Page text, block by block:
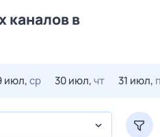
каналов в
июл,ср 30 июл,чт 31 июл,